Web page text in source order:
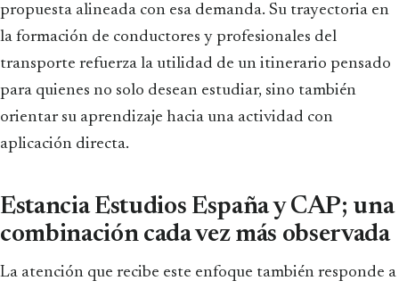
propuesta alineada con esa demanda. Su trayectoria en
la formación de conductores y profesionales del
transporte refuerza la utilidad de un itinerario pensado
para quienes no solo desean estudiar, sino también
orientar su aprendizaje hacia una actividad con
aplicación directa.
Estancia Estudios España y CAP; una
combinación cada vez más observada
La atención que recibe este enfoque también responde a